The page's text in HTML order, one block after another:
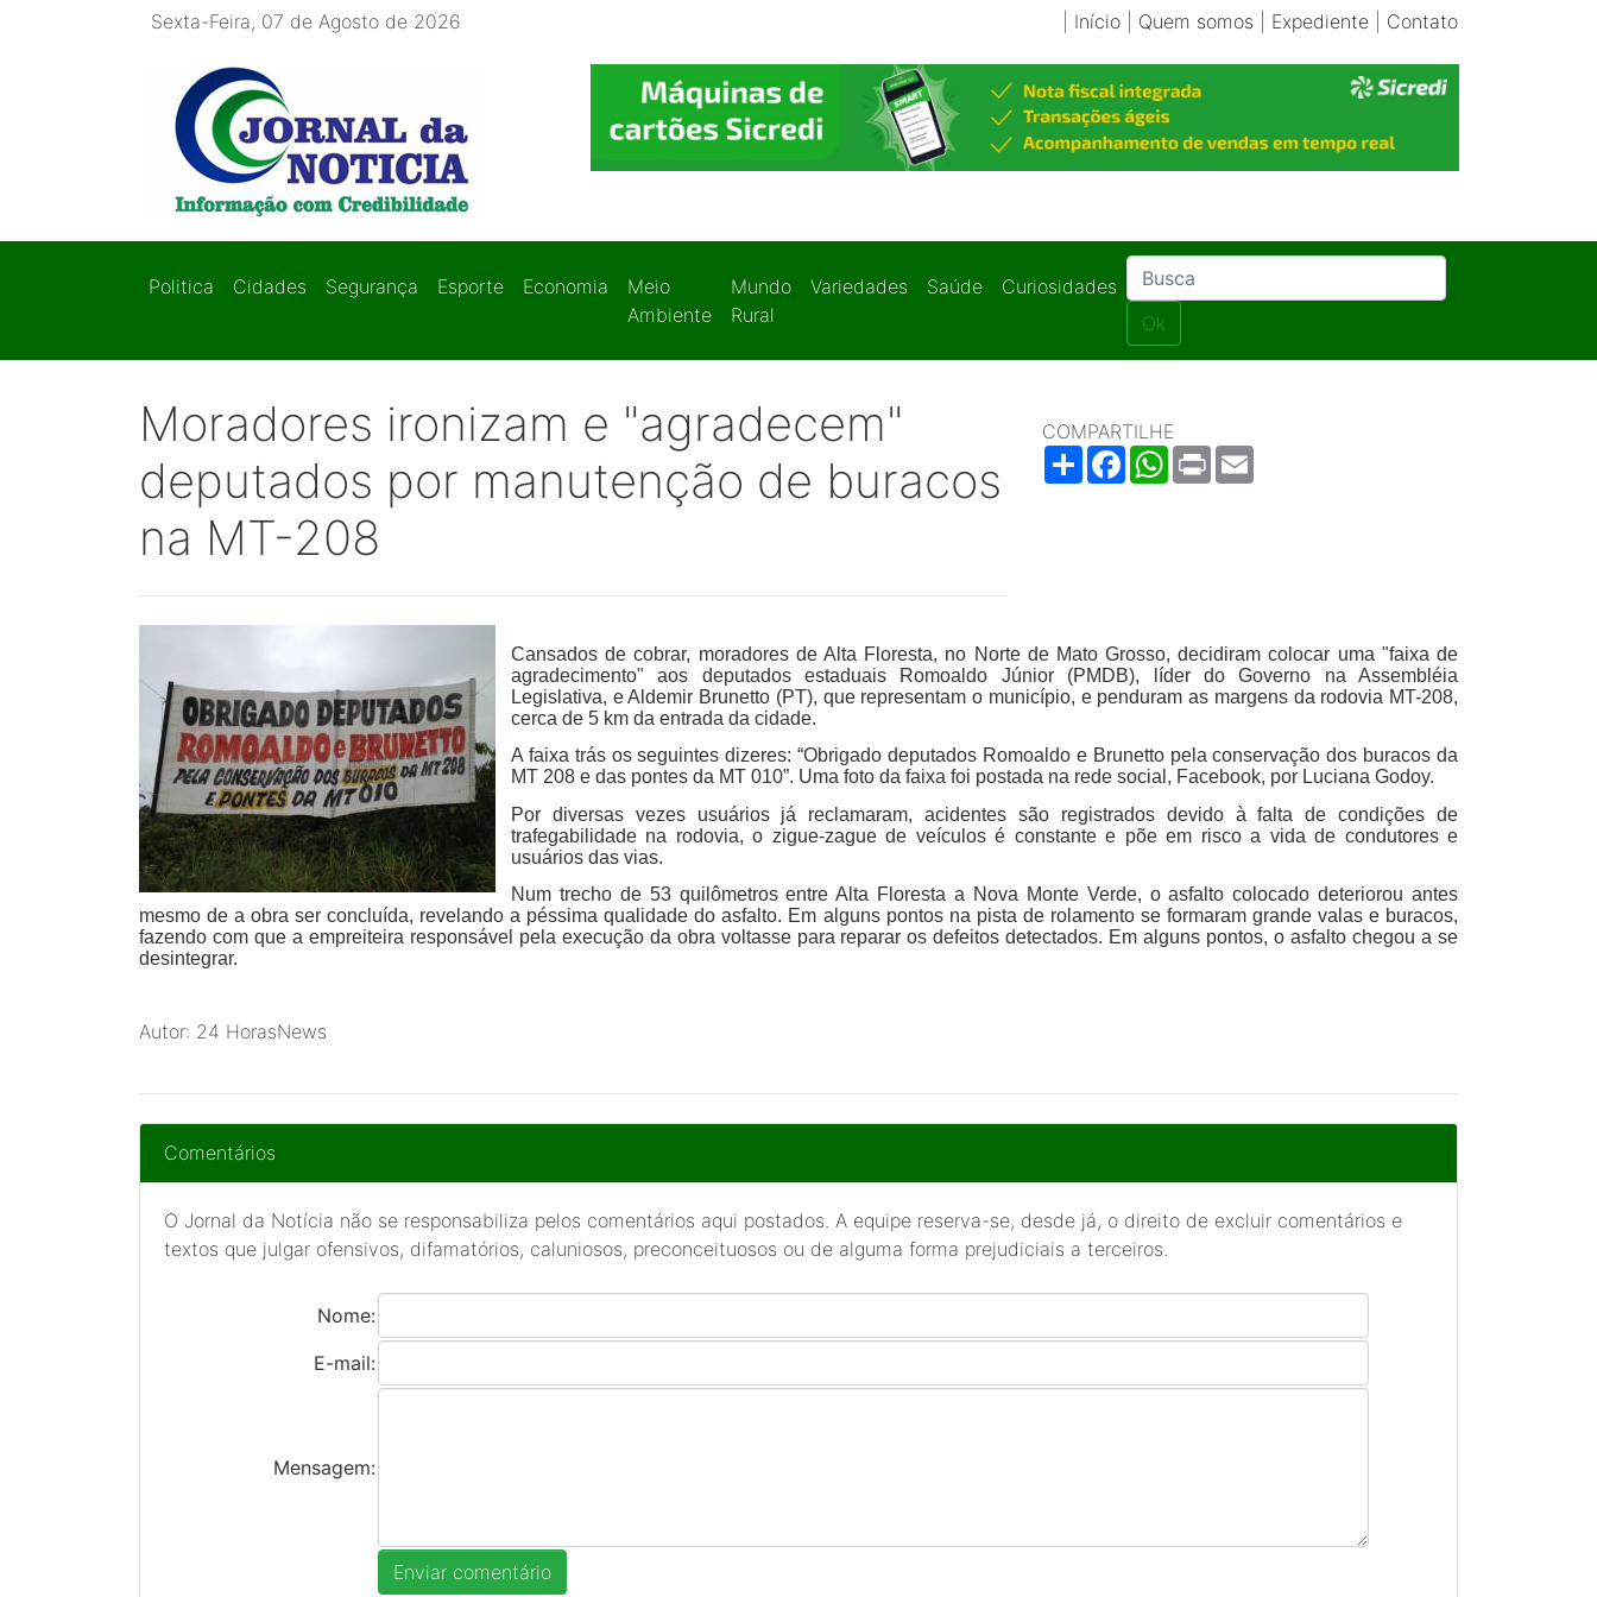
Sexta-Feira, 07 de Agosto de 2026 Início| Quem somos Expediente| Contato
Politica Cidades Segurança Esporte Economia
Meio
Ambiente
Mundo
Rural
Variedades Saúde
Curiosidades
Ok
Moradores ironizam e "agradecem"
deputados por manutenção de buracos
na MT-208
COMPARTILHE
ShareFacebookWhatsApp
Print
Cansados de cobrar, moradores de Alta Floresta, no Norte de Mato Grosso, decidiram colocar uma "faixa de
agradecimento" aos deputados estaduais Romoaldo Júnior (PMDB), líder do Governo na Assembléia
Legislativa, e Aldemir Brunetto (PT), que representam o município, e penduram as margens da rodovia MT-208,
cerca de 5 km da entrada da cidade.
A faixa trás os seguintes dizeres: “Obrigado deputados Romoaldo e Brunetto pela conservação dos buracos da
MT 208 e das pontes da MT 010”. Uma foto da faixa foi postada na rede social, Facebook, por Luciana Godoy.
Por diversas vezes usuários já reclamaram, acidentes são registrados devido à falta de condições de
trafegabilidade na rodovia, o zigue-zague de veículos é constante e põe em risco a vida de condutores e
usuários das vias.
Num trecho de 53 quilômetros entre Alta Floresta a Nova Monte Verde, o asfalto colocado deteriorou antes
mesmo de a obra ser concluída, revelando a péssima qualidade do asfalto. Em alguns pontos na pista de rolamento se formaram grande valas e buracos,
fazendo com que a empreiteira responsável pela execução da obra voltasse para reparar os defeitos detectados. Em alguns pontos, o asfalto chegou a se
desintegrar.
Autor: 24 HorasNews
Comentários
O Jornal da Notícia não se responsabiliza pelos comentários aqui postados. A equipe reserva-se, desde já, o direito de excluir comentários e
textos que julgar ofensivos, difamatórios, caluniosos, preconceituosos ou de alguma forma prejudiciais a terceiros.
Nome:
E-mail:
Mensagem: